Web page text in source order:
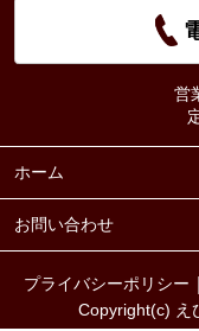
営
ホーム
お問い合わせ
プライバシーポリシー
Copyright(c) え